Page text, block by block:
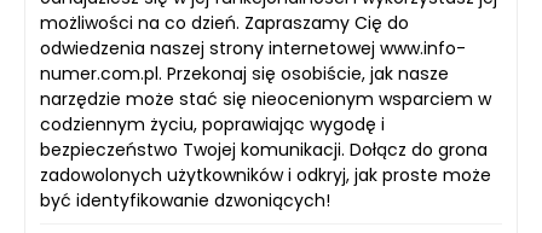
możliwości na co dzień. Zapraszamy Cię do
odwiedzenia naszej strony internetowej www.info-
numer.com.pl. Przekonaj się osobiście, jak nasze
narzędzie może stać się nieocenionym wsparciem w
codziennym życiu, poprawiając wygodę i
bezpieczeństwo Twojej komunikacji. Dołącz do grona
zadowolonych użytkowników i odkryj, jak proste może
być identyfikowanie dzwoniących!